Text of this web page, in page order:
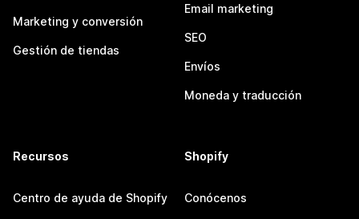
Marketing y conversión
Gestión de tiendas
Email marketing
SEO
Envíos
Moneda y traducción
Recursos
Centro de ayuda de Shopify
Shopify
Conócenos